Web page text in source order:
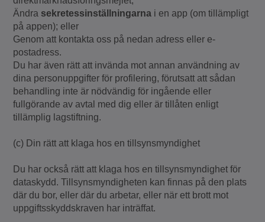
Ändra sekretessinställningarna i en app (om tillämpligt
på appen); eller
Genom att kontakta oss på nedan adress eller e-
postadress.
Du har även rätt att invända mot annan användning av
dina personuppgifter för profilering, förutsatt att sådan
behandling inte är nödvändig för ingående eller
fullgörande av avtal med dig eller är tillåten enligt
tillämplig lagstiftning.
(c) Din rätt att klaga hos en tillsynsmyndighet
Du har också rätt att klaga hos en tillsynsmyndighet för
dataskydd. Tillsynsmyndigheten kan finnas på den plats
där du bor, eller där du arbetar, eller när ett brott mot
uppgiftsskyddskraven har inträffat.